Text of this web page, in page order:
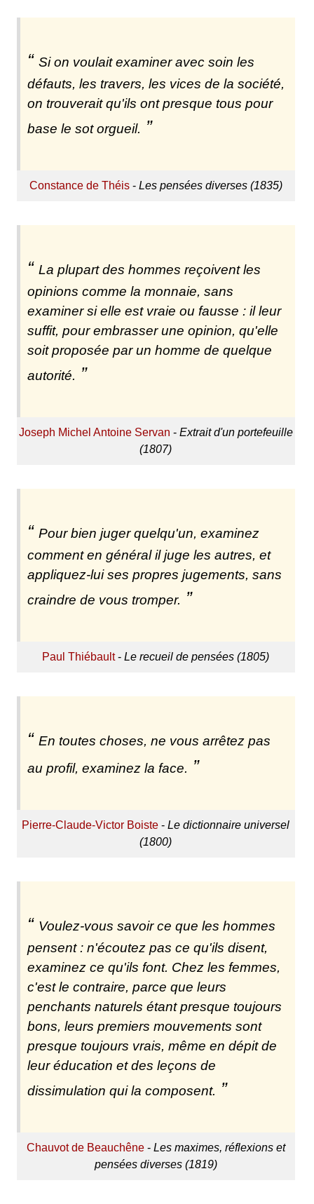
Si on voulait examiner avec soin les
défauts, les travers, les vices de la société,
on trouverait qu'ils ont presque tous pour
base le sot orgueil.
Constance de Théis- Les pensées diverses (1835)
La plupart des hommes reçoivent les
opinions comme la monnaie, sans
examiner si elle est vraie ou fausse : il leur
suffit, pour embrasser une opinion, qu'elle
soit proposée par un homme de quelque
autorité.
Joseph Michel Antoine Servan - Extrait d'un portefeuille
(1807)
Pour bien juger quelqu'un, examinez
comment en général il juge les autres, et
appliquez-lui ses propres jugements, sans
craindre de vous tromper.
Paul Thiébault-Le recueil de pensées (1805)
En toutes choses, ne vous arrêtez pas
au profil, examinez la face.
Pierre-Claude-Victor Boiste -Le dictionnaire universel
(1800)
Voulez-vous savoir ce que les hommes
pensent : n'écoutez pas ce qu'ils disent,
examinez ce qu'ils font. Chez les femmes,
c'est le contraire, parce que leurs
penchants naturels étant presque toujours
bons, leurs premiers mouvements sont
presque toujours vrais, même en dépit de
leur éducation et des leçons de
dissimulation qui la composent.
Chauvot de Beauchêne- Les maximes, réflexions et
pensées diverses (1819)